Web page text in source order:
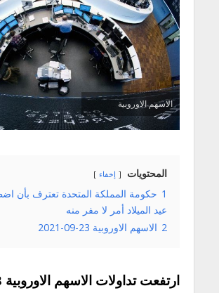
الاسهم الاوروبية
المحتويات إخفاء
1 حكومة المملكة المتحدة تعترف بأن
عيد الميلاد أمر لا مفر منه
2 الاسهم الاوروبية 23-09-2021